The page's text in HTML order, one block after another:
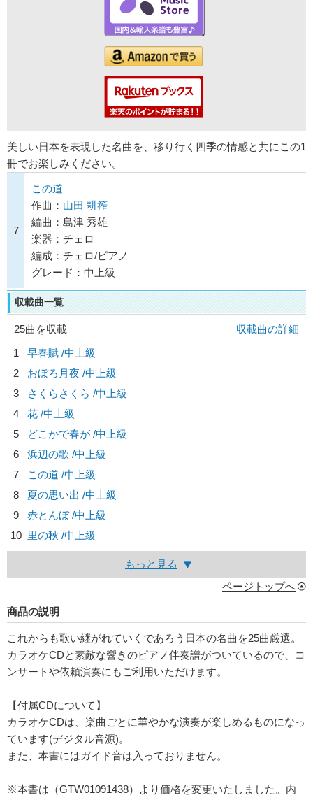
美しい日本を表現した名曲を、移り行く四季の情感と共にこの1
冊でお楽しみください。
7
この道
作曲： 山田 耕筰
編曲：島津 秀雄
楽器：チェロ
編成：チェロ/ピアノ
グレード：中上級
収載曲一覧
25曲を収載
収載曲の詳細
1
早春賦 /中上級
2
おぼろ月夜 /中上級
3
さくらさくら /中上級
4
花 /中上級
5
どこかで春が /中上級
6
浜辺の歌 /中上級
7
この道 /中上級
8
夏の思い出 /中上級
9
赤とんぼ /中上級
10 里の秋 /中上級
もっと見る
ページトップへ
商品の説明
これからも歌い継がれていくであろう日本の名曲を25曲厳選。
カラオケCDと素敵な響きのピアノ伴奏譜がついているので、コ
ンサートや依頼演奏にもご利用いただけます。
【付属CDについて】
カラオケCDは、楽曲ごとに華やかな演奏が楽しめるものになっ
ています(デジタル音源)。
また、本書にはガイド音は入っておりません。
※本書は（GTW01091438）より価格を変更いたしました。内